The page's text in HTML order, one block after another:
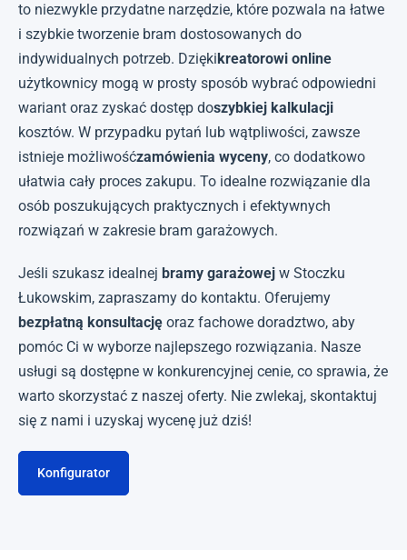
to niezwykle przydatne narzędzie, które pozwala na łatwe
i szybkie tworzenie bram dostosowanych do
indywidualnych potrzeb. Dziękikreatorowi online
użytkownicy mogą w prosty sposób wybrać odpowiedni
wariant oraz zyskać dostęp doszybkiej kalkulacji
kosztów. W przypadku pytań lub wątpliwości, zawsze
istnieje możliwośćzamówienia wyceny, co dodatkowo
ułatwia cały proces zakupu. To idealne rozwiązanie dla
osób poszukujących praktycznych i efektywnych
rozwiązań w zakresie bram garażowych.
Jeśli szukasz idealnej bramy garażowej w Stoczku
Łukowskim, zapraszamy do kontaktu. Oferujemy
bezpłatną konsultację oraz fachowe doradztwo, aby
pomóc Ci w wyborze najlepszego rozwiązania. Nasze
usługi są dostępne w konkurencyjnej cenie, co sprawia, że
warto skorzystać z naszej oferty. Nie zwlekaj, skontaktuj
się z nami i uzyskaj wycenę już dziś!
Konfigurator